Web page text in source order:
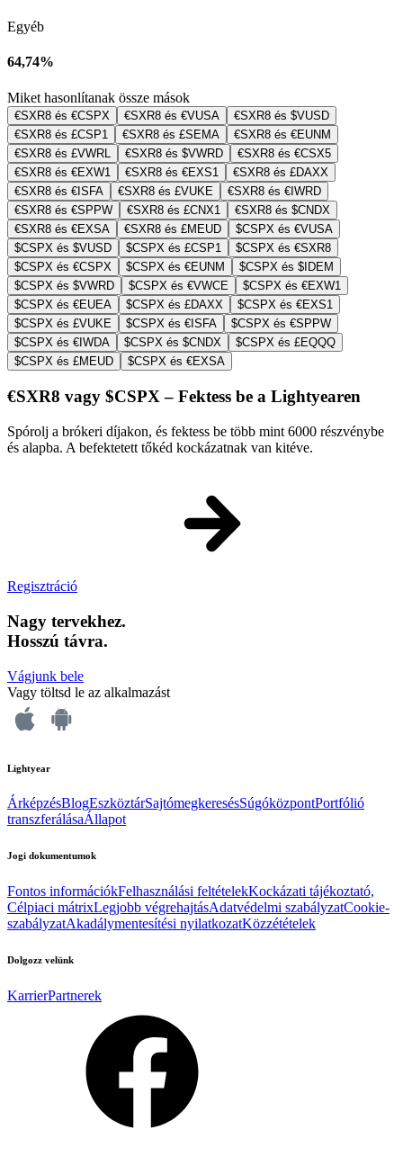
Egyéb
64,74%
Miket hasonlítanak össze mások
€SXR8 és €CSPX €SXR8 és €VUSA
€SXR8 és $VUSD
€SXR8 és £CSP1
€SXR8 és £SEMA
€SXR8 és €EUNM
€SXR8 és £VWRL
€SXR8 és $VWRD
€SXR8 és €CSX5
€SXR8 és €EXW1
€SXR8 és €EXS1
€SXR8 és £DAXX
€SXR8 és €ISFA
€SXR8 és £VUKE
€SXR8 és €IWRD
€SXR8 és €SPPW
€SXR8 és £CNX1
€SXR8 és $CNDX
€SXR8 és €EXSA
€SXR8 és £MEUD
$CSPX és €VUSA
$CSPX és $VUSD
$CSPX és £CSP1
$CSPX és €SXR8
$CSPX és €CSPX
$CSPX és €EUNM
$CSPX és $IDEM
$CSPX és $VWRD
$CSPX és €VWCE
$CSPX és €EXW1
$CSPX és €EUEA
$CSPX és £DAXX
$CSPX és €EXS1
$CSPX és £VUKE
$CSPX és €ISFA
$CSPX és €SPPW
$CSPX és €IWDA
$CSPX és $CNDX
$CSPX és £EQQQ
$CSPX és £MEUD
$CSPX és €EXSA
€SXR8 vagy $CSPX – Fektess be a Lightyearen
Spórolj a brókeri díjakon, és fektess be több mint 6000 részvénybe
és alapba. A befektetett tőkéd kockázatnak van kitéve.
Regisztráció
Nagy tervekhez.
Hosszú távra.
Vágjunk bele
Vagy töltsd le az alkalmazást
Lightyear
ÁrképzésBlogEszköztárSajtómegkeresésSúgóközpontPortfólió
transzferálásaÁllapot
Jogi dokumentumok
Fontos információkFelhasználási feltételekKockázati tájékoztató,
Célpiaci mátrixLegjobb végrehajtásAdatvédelmi szabályzatCookie-
szabályzatAkadálymentesítési nyilatkozatKözzétételek
Dolgozz velünk
KarrierPartnerek